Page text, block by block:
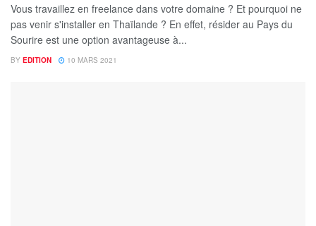
Vous travaillez en freelance dans votre domaine ? Et pourquoi ne
pas venir s'installer en Thaïlande ? En effet, résider au Pays du
Sourire est une option avantageuse à...
BY EDITION 10 MARS 2021